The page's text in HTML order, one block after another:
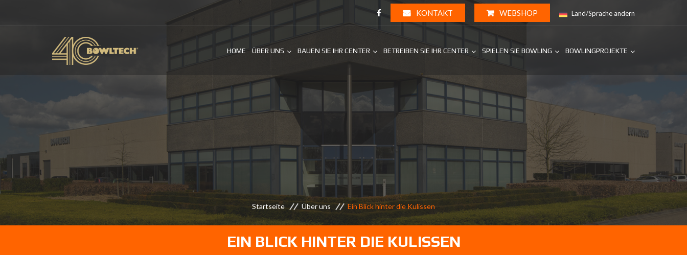
KONTAKT WEBSHOP Land/Sprache ändern
HOME ÜBER UNS BAUEN SIE IHR CENTER BETREIBEN SIE IHR CENTER SPIELEN SIE BOWLING BOWLINGPROJEKTE
Startseite Über uns Ein Blick hinter die Kulissen
EIN BLICK HINTER DIE KULISSEN